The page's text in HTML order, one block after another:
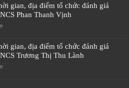
gian, địa điểm tổ chức đánh giá
Phan Thanh Vịnh
gian, địa điểm tổ chức đánh giá
Trương Thị Thu Lành